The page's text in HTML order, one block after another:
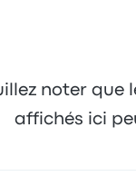
noter que
affichés ici